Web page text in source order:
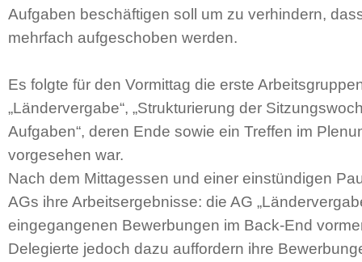
Aufgaben beschäftigen soll um zu verhindern,
mehrfach aufgeschoben werden.
Es folgte für den Vormittag die erste
„Ländervergabe“, „Strukturierung der
Aufgaben“, deren Ende sowie ein Treffen im
vorgesehen war.
Nach dem Mittagessen und einer einstündigen
AGs ihre Arbeitsergebnisse: die AG
eingegangenen Bewerbungen im Back-End
Delegierte jedoch dazu auffordern ihre